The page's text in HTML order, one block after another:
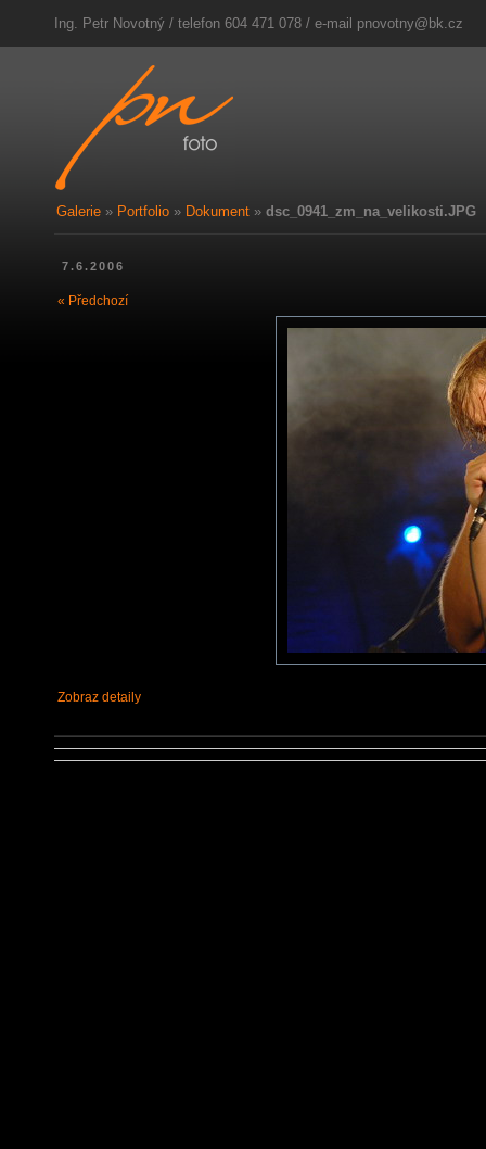
Ing. Petr Novotný / telefon 604 471 078 / e-mail pnovotny@bk.cz
Galerie » Portfolio » Dokument » dsc_0941_zm_na_velikosti.JPG
7.6.2006
« Předchozí
Zobraz detaily